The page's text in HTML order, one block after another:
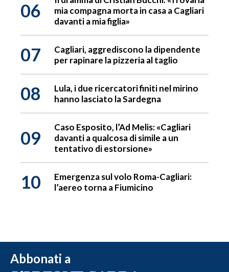
06
mia compagna morta in casa a Cagliari
davanti a mia figlia»
07
Cagliari, aggrediscono la dipendente
per rapinare la pizzeria al taglio
08
Lula, i due ricercatori finiti nel mirino
hanno lasciato la Sardegna
09
Caso Esposito, l’Ad Melis: «Cagliari
davanti a qualcosa di simile a un
tentativo di estorsione»
10
Emergenza sul volo Roma-Cagliari:
l’aereo torna a Fiumicino
Abbonati a